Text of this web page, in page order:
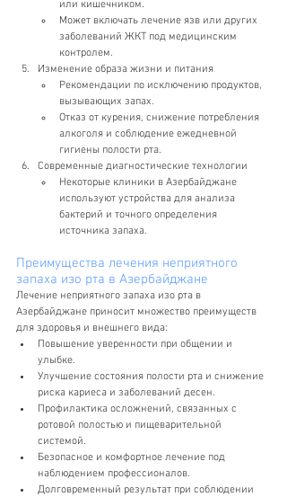
или кишечником.
Может включать лечение язв или других
заболеваний ЖКТ под медицинским
контролем.
Изменение образа жизни и питания
Рекомендации по исключению продуктов,
вызывающих запах.
Отказ от курения, снижение потребления
алкоголя и соблюдение ежедневной
гигиены полости рта.
Современные диагностические технологии
Некоторые клиники в Азербайджане
используют устройства для анализа
бактерий и точного определения
источника запаха.
Преимущества лечения неприятного
запаха изо рта в Азербайджане
Лечение неприятного запаха изо рта в
Азербайджане приносит множество преимуществ
для здоровья и внешнего вида:
Повышение уверенности при общении и
улыбке.
Улучшение состояния полости рта и снижение
риска кариеса и заболеваний десен.
Профилактика осложнений, связанных с
ротовой полостью и пищеварительной
системой.
Безопасное и комфортное лечение под
наблюдением профессионалов.
Долговременный результат при соблюдении